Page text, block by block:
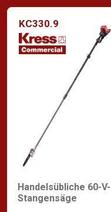
KC330.9
Handelsübliche 60-V-
Stangensäge